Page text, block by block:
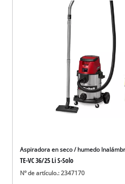
Aspiradora en seco / humedo
TE-VC 36/25 Li S-Solo
Nº de artículo.: 2347170